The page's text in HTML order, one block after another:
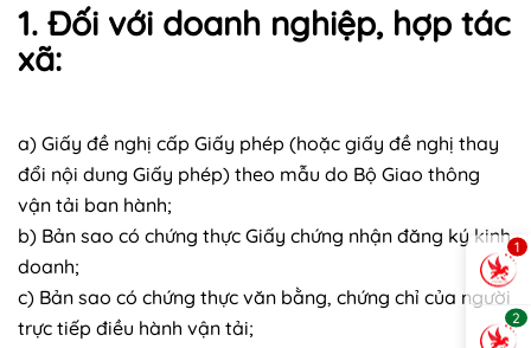
1. Đối với doanh nghiệp, hợp tác
xã:
a) Giấy đề nghị cấp Giấy phép (hoặc giấy đề nghị thay
đổi nội dung Giấy phép) theo mẫu do Bộ Giao thông
vận tải ban hành;
b) Bản sao có chứng thực Giấy chứng nhận đăng ký kinh
doanh;
c) Bản sao có chứng thực văn bằng, chứng chỉ của người
trực tiếp điều hành vận tải;
1
2